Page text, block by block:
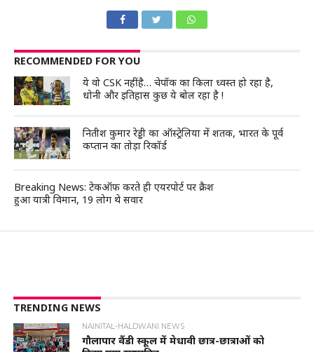
RECOMMENDED FOR YOU
ये वो CSK नहीं है… चेपॉक का किला ध्वस्त हो रहा है,
धोनी और इतिहास कुछ ये बोल रहा है !
नितीश कुमार रेड्डी का ऑस्ट्रेलिया में शतक, भारत के पूर्व
कप्तान का तोड़ा रिकॉर्ड
Breaking News: टेकऑफ करते ही एयरपोर्ट पर क्रैश
हुआ यात्री विमान, 19 लोग थे सवार
TRENDING NEWS
NAINITAL-HALDWANI NEWS
गौलापार वैंडी स्कूल में मेधावी छात्र-छात्राओं को